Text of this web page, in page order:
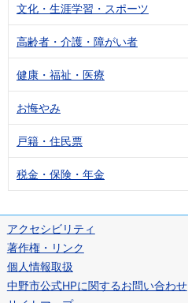
文化・生涯学習・スポーツ
高齢者・介護・障がい者
健康・福祉・医療
お悔やみ
戸籍・住民票
税金・保険・年金
アクセシビリティ
著作権・リンク
個人情報取扱
中野市公式HPに関するお問い合わせ